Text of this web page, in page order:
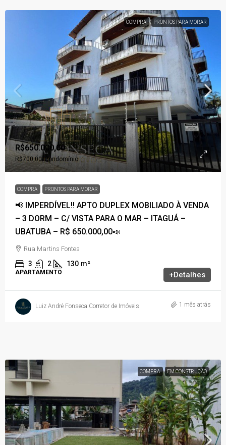
COMPRA PRONTOS PARA MORAR
R$650.000,00
R$700,00/Condomínio
COMPRA PRONTOS PARA MORAR
📢 IMPERDÍVEL!! APTO DUPLEX MOBILIADO À VENDA
– 3 DORM – C/ VISTA PARA O MAR – ITAGUÁ –
UBATUBA – R$ 650.000,00📣
Rua Martins Fontes
3 2 130 m²
APARTAMENTO +Detalhes
Luiz André Fonseca Corretor de Imóveis 1 mês atrás
COMPRA EM CONSTRUÇÃO